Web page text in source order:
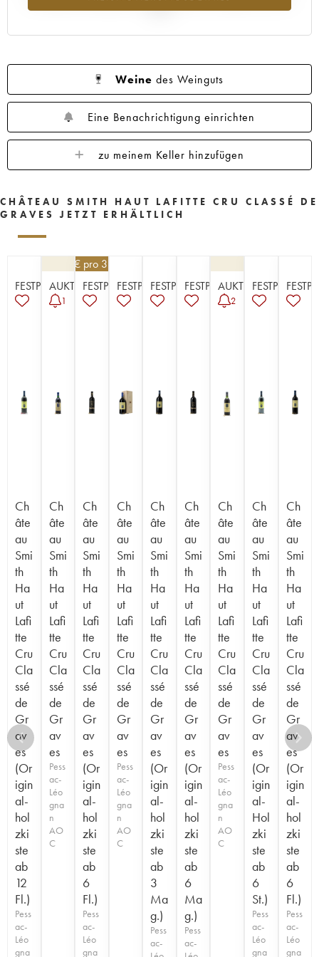
Weine des Weinguts
Eine Benachrichtigung einrichten
zu meinem Keller hinzufügen
CHÂTEAU SMITH HAUT LAFITTE CRU CLASSÉ DE
GRAVES JETZT ERHÄLTLICH
FESTPREISE
Ch
âte
au
Smi
th
Ha
ut
Lafi
tte
Cru
Cla
ssé
de
Gr
av
es
(Or
igin
al-
hol
zki
ste
ab
12
Fl.)
Pess
ac-
Léo
gna
AUKTION
1
Ch
âte
au
Smi
th
Ha
ut
Lafi
tte
Cru
Cla
ssé
de
Gr
av
es
Pess
ac-
Léo
gna
n
AO
C
€ pro 3 | -10%
FESTPREISE
Ch
âte
au
Smi
th
Ha
ut
Lafi
tte
Cru
Cla
ssé
de
Gr
av
es
(Or
igin
al-
hol
zki
ste
ab
6
Fl.)
Pess
ac-
Léo
gna
FESTPREISE
Ch
âte
au
Smi
th
Ha
ut
Lafi
tte
Cru
Cla
ssé
de
Gr
av
es
Pess
ac-
Léo
gna
n
AO
C
FESTPREISE
Ch
âte
au
Smi
th
Ha
ut
Lafi
tte
Cru
Cla
ssé
de
Gr
av
es
(Or
igin
al-
hol
zki
ste
ab
3
Ma
g.)
Pess
ac-
FESTPREISE
Ch
âte
au
Smi
th
Ha
ut
Lafi
tte
Cru
Cla
ssé
de
Gr
av
es
(Or
igin
al-
hol
zki
ste
ab
6
Ma
g.)
Pess
ac-
AUKTION
2
Ch
âte
au
Smi
th
Ha
ut
Lafi
tte
Cru
Cla
ssé
de
Gr
av
es
Pess
ac-
Léo
gna
n
AO
C
FESTPREISE
Ch
âte
au
Smi
th
Ha
ut
Lafi
tte
Cru
Cla
ssé
de
Gr
av
es
(Or
igin
al-
Hol
zki
ste
ab
6
St.)
Pess
ac-
Léo
gna
Ch
âte
au
Smi
th
Ha
ut
Lafi
tte
Cru
Cla
ssé
de
Gr
av
es
(Or
igin
al-
hol
zki
ste
ab
6
Fl.)
Pess
ac-
Léo
gna